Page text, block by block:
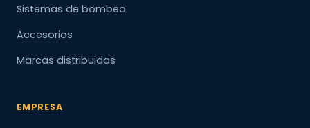
Sistemas de bombeo
Accesorios
Marcas distribuidas
EMPRESA